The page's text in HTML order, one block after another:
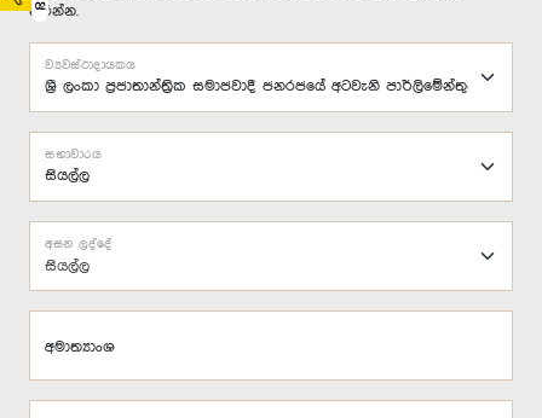
02
කරන්න.
ව්‍යවස්ථාදායකය
සභාවාරය
සියල්ල
අසන ලද්දේ
අමාත්‍යාංශ